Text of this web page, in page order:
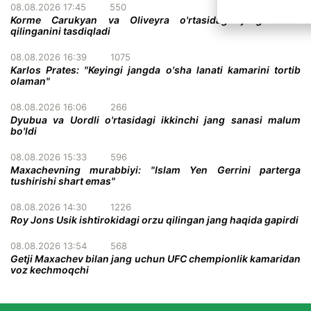
08.08.2026 17:45 550
Korme Carukyan va Oliveyra o'rtasidagi jang bekor
qilinganini tasdiqladi
08.08.2026 16:39 1075
Karlos Prates: "Keyingi jangda o'sha lanati kamarini tortib
olaman"
08.08.2026 16:06 266
Dyubua va Uordli o'rtasidagi ikkinchi jang sanasi malum
bo'ldi
08.08.2026 15:33 596
Maxachevning murabbiyi: "Islam Yen Gerrini parterga
tushirishi shart emas"
08.08.2026 14:30 1226
Roy Jons Usik ishtirokidagi orzu qilingan jang haqida gapirdi
08.08.2026 13:54 568
Getji Maxachev bilan jang uchun UFC chempionlik kamaridan
voz kechmoqchi